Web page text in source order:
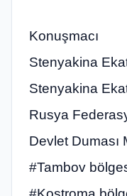
Konuşmacı
Stenyakina
Stenyakina
Rusya
Devlet Duması
#Tambov